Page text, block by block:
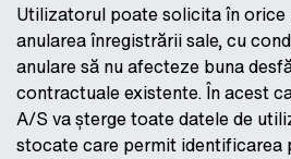
Utilizatorul poate solicita în orice
anularea înregistrării sale, cu
anulare să nu afecteze buna
contractuale existente. În acest
A/S va șterge toate datele de
stocate care permit identificarea